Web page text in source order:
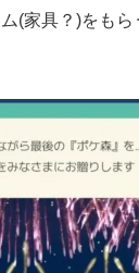
(家具？)をもら